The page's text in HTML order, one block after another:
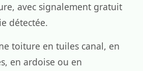
avec signalement gratuit
détectée.
toiture en tuiles canal, en
en ardoise ou en